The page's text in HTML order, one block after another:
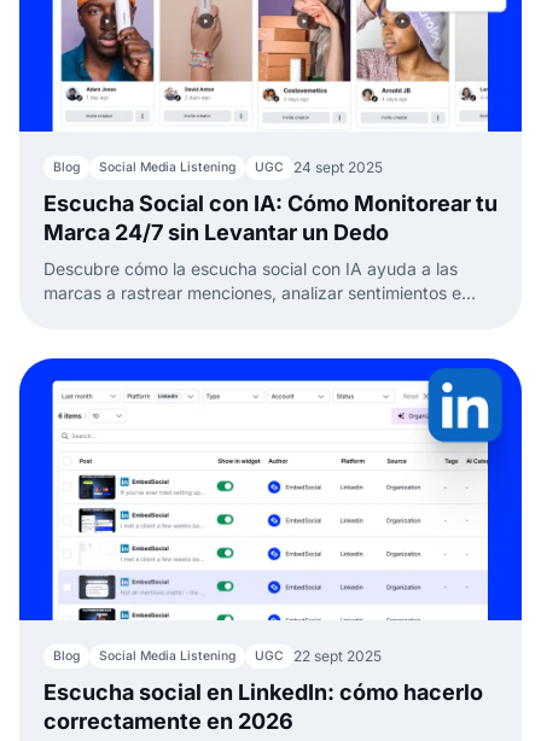
Blog Social Media Listening UGC 24 sept 2025
Escucha Social con IA: Cómo Monitorear tu
Marca 24/7 sin Levantar un Dedo
Descubre cómo la escucha social con IA ayuda a las
marcas a rastrear menciones, analizar sentimientos e
Blog Social Media Listening UGC 22 sept 2025
Escucha social en LinkedIn: cómo hacerlo
correctamente en 2026